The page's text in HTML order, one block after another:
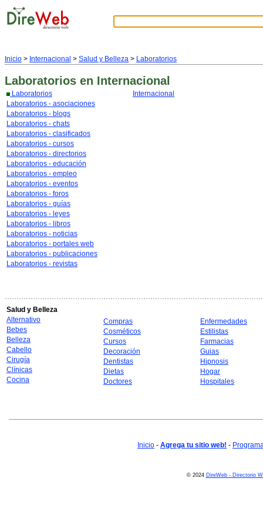
Inicio > Internacional > Salud y Belleza > Laboratorios
Laboratorios en Internacional
Laboratorios
Laboratorios - asociaciones
Laboratorios - blogs
Laboratorios - chats
Laboratorios - clasificados
Laboratorios - cursos
Laboratorios - directorios
Laboratorios - educación
Laboratorios - empleo
Laboratorios - eventos
Laboratorios - foros
Laboratorios - guías
Laboratorios - leyes
Laboratorios - libros
Laboratorios - noticias
Laboratorios - portales web
Laboratorios - publicaciones
Laboratorios - revistas
Internacional
Salud y Belleza
Alternativo
Bebes
Belleza
Cabello
Cirugía
Clínicas
Cocina
Compras
Cosméticos
Cursos
Decoración
Dentistas
Dietas
Doctores
Enfermedades
Estilistas
Farmacias
Guias
Hipnosis
Hogar
Hospitales
Inicio - Agrega tu sitio web! -
© 2024 DireWeb - Directorio